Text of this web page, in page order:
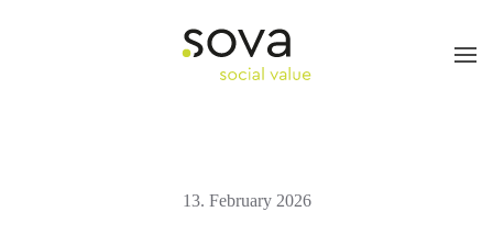
Skip to main content
13. February 2026